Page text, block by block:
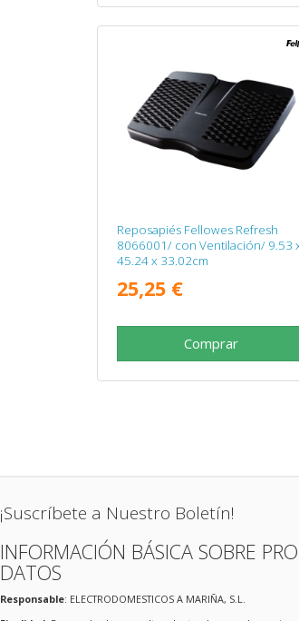
Reposapiés Fellowes Refresh
8066001/ con Ventilación/ 9.53
45.24 x 33.02cm
25,25 €
Comprar
¡Suscríbete a Nuestro Boletín!
INFORMACIÓN BÁSICA SOBRE
DATOS
Responsable: ELECTRODOMESTICOS A MARIÑA, S.L.